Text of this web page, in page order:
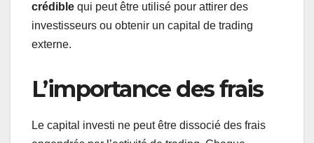
crédible qui peut être utilisé pour attirer des
investisseurs ou obtenir un capital de trading
externe.
L’importance des frais
Le capital investi ne peut être dissocié des frais